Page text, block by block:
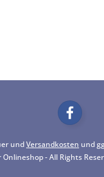
undVersandkosten und
- All Rights